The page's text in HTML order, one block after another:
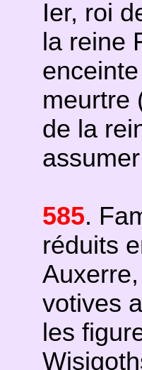
Ier, roi
la reine
meurtre
de la
585.
réduits
votives
les